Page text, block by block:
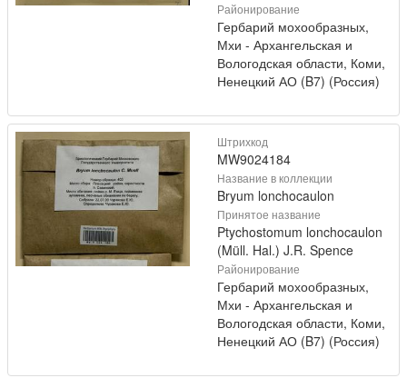
Районирование
Гербарий мохообразных,
Мхи - Архангельская и
Вологодская области, Коми,
Ненецкий АО (B7) (Россия)
Штрихкод
MW9024184
Название в коллекции
Bryum lonchocaulon
Принятое название
Ptychostomum lonchocaulon
(Müll. Hal.) J.R. Spence
Районирование
Гербарий мохообразных,
Мхи - Архангельская и
Вологодская области, Коми,
Ненецкий АО (B7) (Россия)